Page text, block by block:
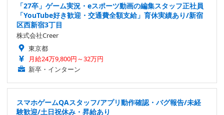
「27卒」ゲーム実況・eスポーツ動画の編集スタッフ正社員
「YouTube好き歓迎・交通費全額支給」育休実績あり/新宿
区西新宿3丁目
株式会社Creer
東京都
月給24万9,800円～32万円
新卒・インターン
スマホゲームQAスタッフ/アプリ動作確認・バグ報告/未経
験歓迎/土日祝休み・昇給あり